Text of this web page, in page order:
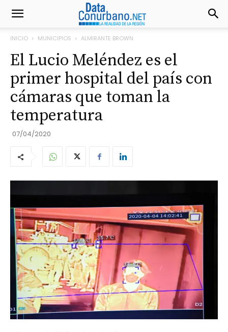
INICIO MUNICIPIOS ALMIRANTE BROWN
El Lucio Meléndez es el
primer hospital del país con
cámaras que toman la
temperatura
07/04/2020